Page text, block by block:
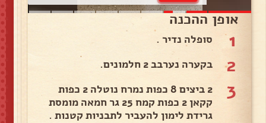
אופן ההכנה
1 סופלה נדיר .
2 בקערה נערבב 2 חלמונים.
3
2 ביצים 8 כפות נמרח נוטלה 2 כפות
קקאן 2 כפות קמח 25 גר חמאה מומסת
גרידת לימון להעביר לתבניות קטנות .